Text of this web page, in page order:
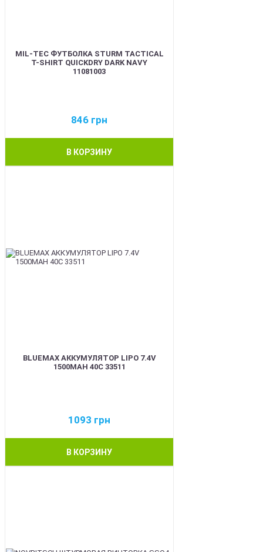
MIL-TEC ФУТБОЛКА STURM TACTICAL
T-SHIRT QUICKDRY DARK NAVY
11081003
846 грн
В КОРЗИНУ
BLUEMAX АККУМУЛЯТОР LIPO 7.4V
1500MAH 40C 33511
1093 грн
В КОРЗИНУ